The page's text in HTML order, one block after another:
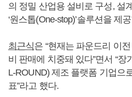
의 정밀 산업용 설비로 구성, 설
‘원스톱(One-stop)’솔루션을 제
최근식은 “현재는 파운드리 이
비 판매에 치중돼 있다”면서 “
L-ROUND) 제조 플랫폼 기업으
표”라고 했다.